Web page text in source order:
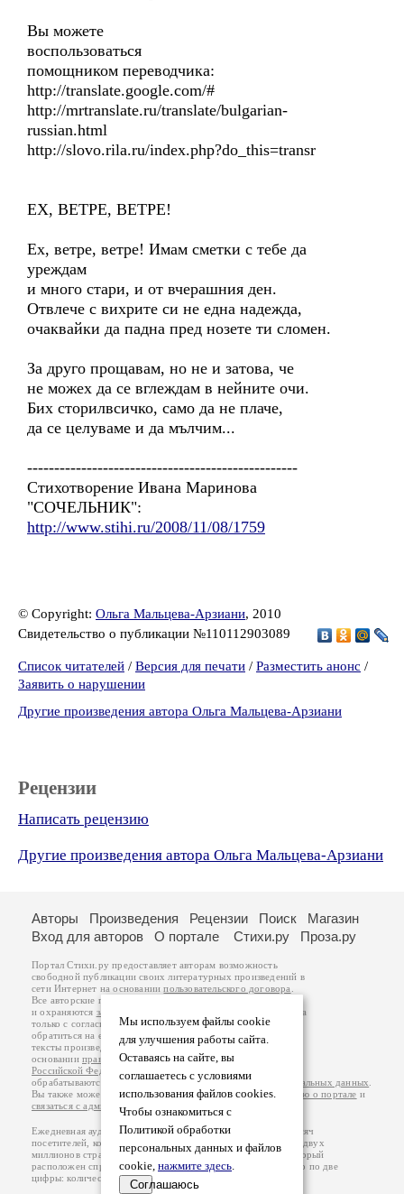
Вы можете
воспользоваться
помощником переводчика:
http://translate.google.com/#
http://mrtranslate.ru/translate/bulgarian-
russian.html
http://slovo.rila.ru/index.php?do_this=transr
ЕХ, ВЕТРЕ, ВЕТРЕ!
Ех, ветре, ветре! Имам сметки с тебе да
уреждам
и много стари, и от вчерашния ден.
Отвлече с вихрите си не една надежда,
очаквайки да падна пред нозете ти сломен.
За друго прощавам, но не и затова, че
не можех да се вглеждам в нейните очи.
Бих сторилвсичко, само да не плаче,
да се целуваме и да мълчим...
--------------------------------------------------
Стихотворение Ивана Маринова
"СОЧЕЛЬНИК":
http://www.stihi.ru/2008/11/08/1759
© Copyright: Ольга Мальцева-Арзиани, 2010
Свидетельство о публикации №110112903089
Список читателей / Версия для печати / Разместить анонс /
Заявить о нарушении
Другие произведения автора Ольга Мальцева-Арзиани
Рецензии
Написать рецензию
Другие произведения автора Ольга Мальцева-Арзиани
Мы используем файлы cookie
для улучшения работы сайта.
Оставаясь на сайте, вы
соглашаетесь с условиями
использования файлов cookies.
Чтобы ознакомиться с
Политикой обработки
персональных данных и файлов
cookie, нажмите здесь.
Соглашаюсь
Авторы Произведения Рецензии Поиск
Магазин
Вход для авторов
О портале Стихи.ру Проза.ру
Портал Стихи.ру предоставляет авторам возможность
свободной публикации своих литературных произведений в
сети Интернет на основаниипользовательского договора
Все авторские права на произведения принадлежат авторам
и охраняются законом
. Перепечатка произведений возможна
только с согласия его автора, к которому вы можете
обратиться на его авторской странице. Ответственность за
тексты произведений авторы несут самостоятельно на
основанииправил публикацииизаконодательства
Российской Федерации
обрабатываются на основанииПолитики обработки персональных данных
Вы также можете посмотреть более подробнуюинформацию о портале и
связаться с администрацией
Ежедневная аудитория портала Стихи.ру – порядка 200 тысяч
посетителей, которые в общей сумме просматривают более двух
миллионов страниц по данным счетчика посещаемости, который
расположен справа от этого текста. В каждой графе указано по две
цифры: количество просмотров и количество посетителей.